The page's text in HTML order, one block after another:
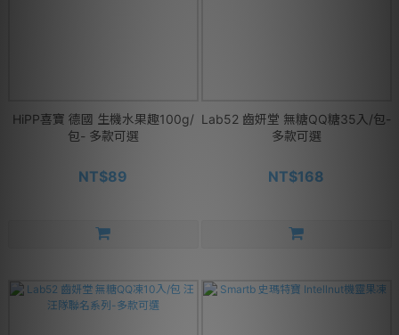
HiPP喜寶 德國 生機水果趣100g/
包- 多款可選
NT$89
Lab52 齒妍堂 無糖QQ糖35入/包-
多款可選
NT$168